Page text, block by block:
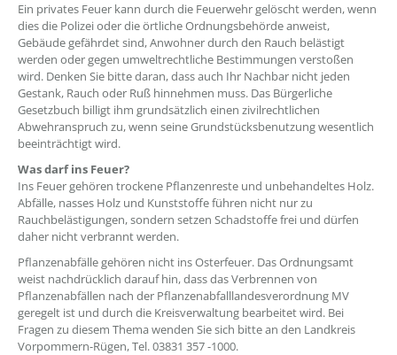
Ein privates Feuer kann durch die Feuerwehr gelöscht werden, wenn
dies die Polizei oder die örtliche Ordnungsbehörde anweist,
Gebäude gefährdet sind, Anwohner durch den Rauch belästigt
werden oder gegen umweltrechtliche Bestimmungen verstoßen
wird. Denken Sie bitte daran, dass auch Ihr Nachbar nicht jeden
Gestank, Rauch oder Ruß hinnehmen muss. Das Bürgerliche
Gesetzbuch billigt ihm grundsätzlich einen zivilrechtlichen
Abwehranspruch zu, wenn seine Grundstücksbenutzung wesentlich
beeinträchtigt wird.
Was darf ins Feuer?
Ins Feuer gehören trockene Pflanzenreste und unbehandeltes Holz.
Abfälle, nasses Holz und Kunststoffe führen nicht nur zu
Rauchbelästigungen, sondern setzen Schadstoffe frei und dürfen
daher nicht verbrannt werden.
Pflanzenabfälle gehören nicht ins Osterfeuer. Das Ordnungsamt
weist nachdrücklich darauf hin, dass das Verbrennen von
Pflanzenabfällen nach der Pflanzenabfalllandesverordnung MV
geregelt ist und durch die Kreisverwaltung bearbeitet wird. Bei
Fragen zu diesem Thema wenden Sie sich bitte an den Landkreis
Vorpommern-Rügen, Tel. 03831 357 -1000.